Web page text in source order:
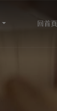
回首頁